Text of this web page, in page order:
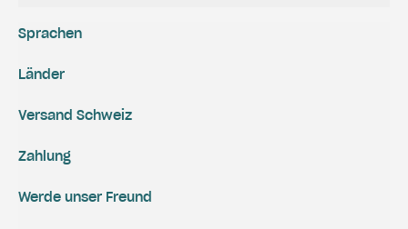
Versand Schweiz
Zahlung
Werde unser Freund
Sprachen
Länder